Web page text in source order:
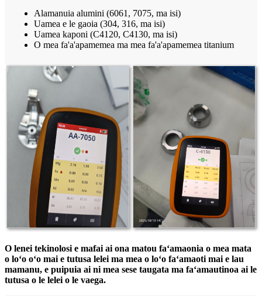
Alamanuia alumini (6061, 7075, ma isi)
Uamea e le gaoia (304, 316, ma isi)
Uamea kaponi (C4120, C4130, ma isi)
O mea fa'a'apamemea ma mea fa'a'apamemea titanium
O lenei tekinolosi e mafai ai ona matou faʻamaonia o mea mata
o loʻo oʻo mai e tutusa lelei ma mea o loʻo faʻamaoti mai e lau
mamanu, e puipuia ai ni mea sese taugata ma faʻamautinoa ai le
tutusa o le lelei o le vaega.